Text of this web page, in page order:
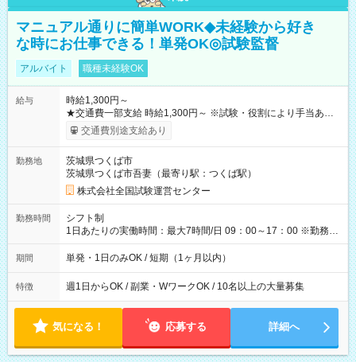
マニュアル通りに簡単WORK◆未経験から好き
な時にお仕事できる！単発OK◎試験監督
アルバイト 職種未経験OK
給与
時給1,300円～
★交通費一部支給 時給1,300円～ ※試験・役割により手当あり
※勤務回数により昇給あり 【即給（前払い）オプションあ
り！】 希望される場合、勤務から1週間ほどで給与の一部を受け
例】 ・河合塾模擬試験 8:30～17:30（休憩1時間） 時給1,300円
×8時間＝日収10,400円＋交通費 ※当日の役割により時給＋100
円の場合あり ・国家試験 7:00～13:30（休憩なし） 時給1,300
円（役割手当＋100円）×6時間＝日収8,400円＋交通費 【試用期
間】試用期間なし
交通費別途支給あり
勤務地
茨城県つくば市
茨城県つくば市吾妻（最寄り駅：つくば駅）
株式会社全国試験運営センター
勤務時間
シフト制
1日あたりの実働時間：最大7時間/日 09：00～17：00 ※勤務時
間は 試験により異なります。
期間 単発・1日のみOK / 短期（1ヶ月以内）
特徴 週1日からOK / 副業・WワークOK / 10名以上の大量募集
気になる！ 応募する 詳細へ